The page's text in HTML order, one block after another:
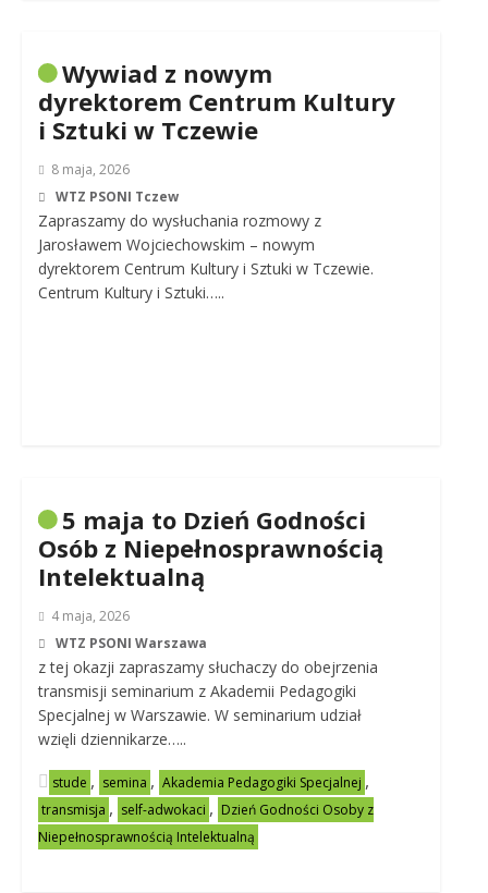
Wywiad z nowym
dyrektorem Centrum Kultury
i Sztuki w Tczewie
8 maja, 2026
WTZ PSONI Tczew
Zapraszamy do wysłuchania rozmowy z
Jarosławem Wojciechowskim – nowym
dyrektorem Centrum Kultury i Sztuki w Tczewie.
Centrum Kultury i Sztuki…..
5 maja to Dzień Godności
Osób z Niepełnosprawnością
Intelektualną
4 maja, 2026
WTZ PSONI Warszawa
z tej okazji zapraszamy słuchaczy do obejrzenia
transmisji seminarium z Akademii Pedagogiki
Specjalnej w Warszawie. W seminarium udział
wzięli dziennikarze…..
stude , semina , Akademia Pedagogiki Specjalnej ,
transmisja , self-adwokaci , Dzień Godności Osoby z
Niepełnosprawnością Intelektualną